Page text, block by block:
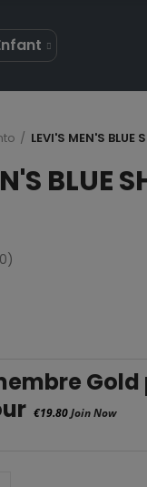
LEVI'S MEN'S BLUE
BLUE
0)
€19.80Join Now